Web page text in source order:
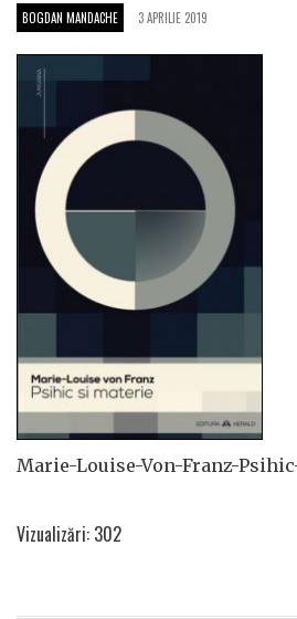
BOGDAN MANDACHE 3 APRILIE 2019
Marie-Louise-Von-Franz-
Vizualizări: 302